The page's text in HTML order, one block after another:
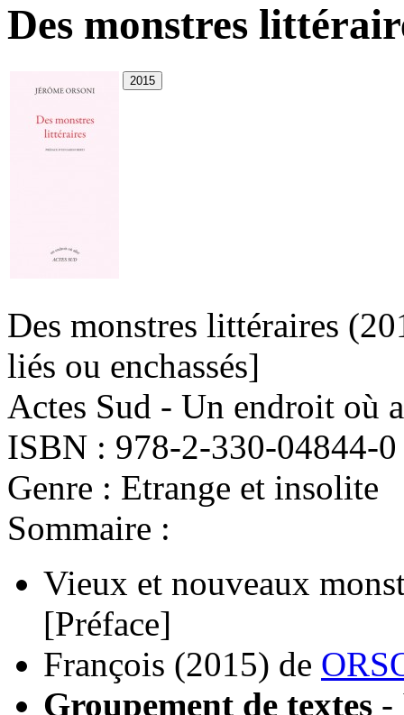
Des monstres
Des monstres littéraires
liés ou enchassés]
Actes Sud - Un endroit où
ISBN : 978-2-330-04844-0
Genre : Etrange et insolite
Sommaire :
Vieux et nouveaux
[Préface]
François (2015) de
Groupement de textes -